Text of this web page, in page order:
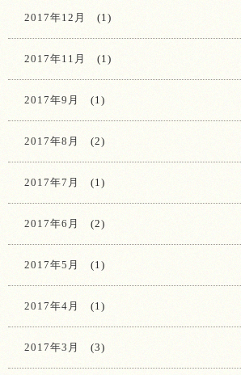
2017年12月 (1)
2017年11月 (1)
2017年9月 (1)
2017年8月 (2)
2017年7月 (1)
2017年6月 (2)
2017年5月 (1)
2017年4月 (1)
2017年3月 (3)